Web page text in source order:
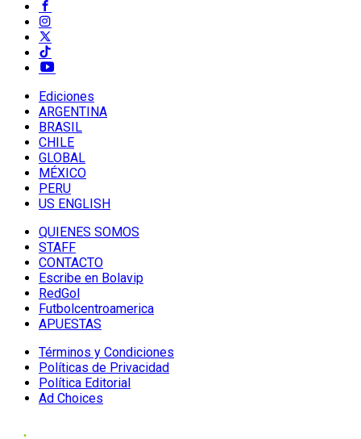
Ediciones
ARGENTINA
BRASIL
CHILE
GLOBAL
MÉXICO
PERU
US ENGLISH
QUIENES SOMOS
STAFF
CONTACTO
Escribe en Bolavip
RedGol
Futbolcentroamerica
APUESTAS
Términos y Condiciones
Políticas de Privacidad
Política Editorial
Ad Choices